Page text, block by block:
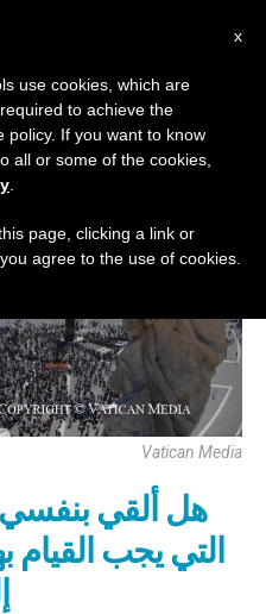
Vatican Media
هل ألقي بنفسي
التي يجب القيام
x
use cookies, which are
to achieve the
policy. If you want to know
all or some of the cookies,
page, clicking a link or
agree to the use of cookies.